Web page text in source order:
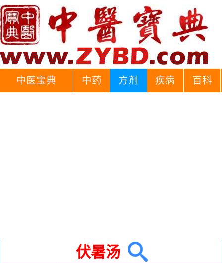
中医宝典 中药 方剂 疾病 百科
伏暑汤